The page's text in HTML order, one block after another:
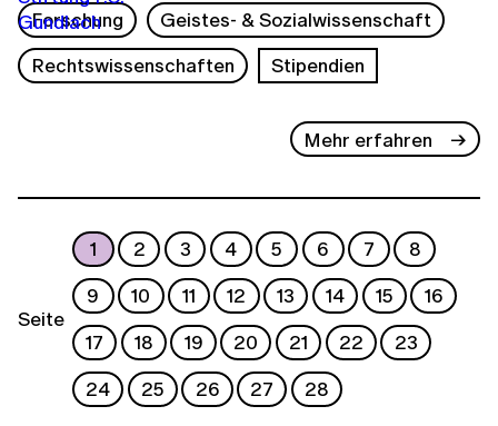
Forschung
Geistes- & Sozialwissenschaft
Rechtswissenschaften
Stipendien
Mehr erfahren
Seite
1 2 3 4 5 6 7
8
9
10 11 12 13 14 15
16
17
18 19 20 21 22
23
24
25 26 27 28